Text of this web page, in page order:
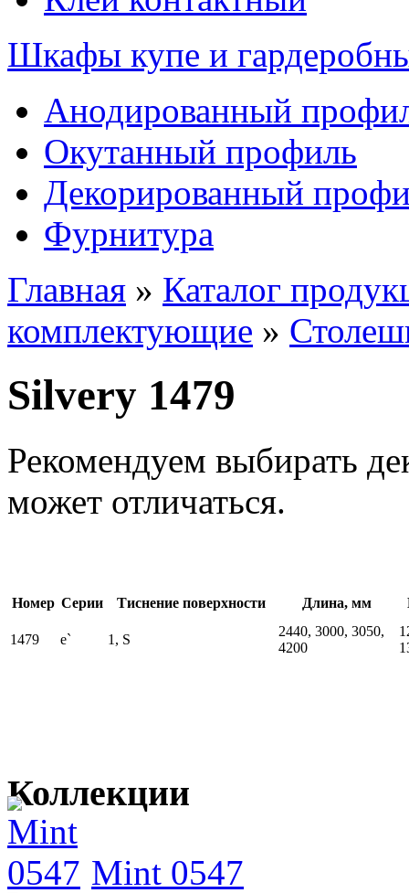
Шкафы купе и
Анодированный
Окутанный профиль
Декорированный
Фурнитура
Главная » Каталог
комплектующие »
Silvery 1479
Рекомендуем выбирать
может отличаться.
Номер Серии Тиснение поверхности Длина, мм
1479 е` 1, S
2440, 3000, 3050,
4200
Коллекции
Mint 0547